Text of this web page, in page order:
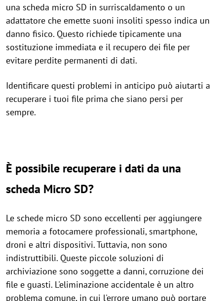
una scheda micro SD in surriscaldamento o un
adattatore che emette suoni insoliti spesso indica un
danno fisico. Questo richiede tipicamente una
sostituzione immediata e il recupero dei file per
evitare perdite permanenti di dati.
Identificare questi problemi in anticipo può aiutarti a
recuperare i tuoi file prima che siano persi per
sempre.
È possibile recuperare i dati da una
scheda Micro SD?
Le schede micro SD sono eccellenti per aggiungere
memoria a fotocamere professionali, smartphone,
droni e altri dispositivi. Tuttavia, non sono
indistruttibili. Queste piccole soluzioni di
archiviazione sono soggette a danni, corruzione dei
file e guasti. L'eliminazione accidentale è un altro
problema comune, in cui l'errore umano può portare